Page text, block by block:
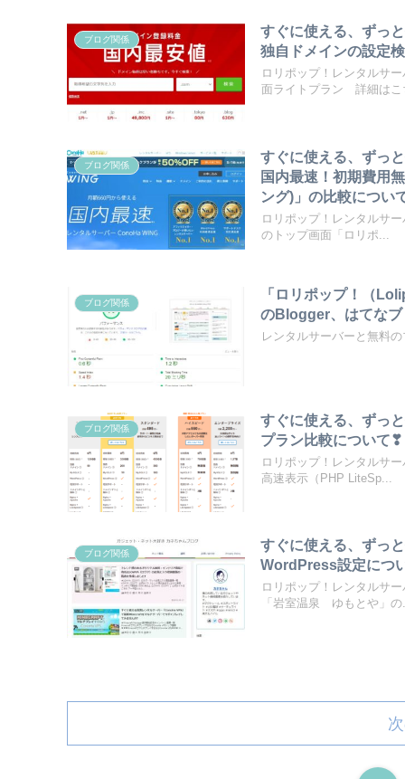
ブログ関係
すぐに使える、ずっ
独自ドメインの設定
ロリポップ！レンタルサ
面ライトプラン 詳細はこ
ブログ関係
すぐに使える、ずっ
国内最速！初期費用
ング)」の比較につい
ロリポップ！レンタルサ
のトップ画面「ロリポ...
ブログ関係
「ロリポップ！（
のBlogger、はてな
レンタルサーバーと無料
ブログ関係
すぐに使える、ずっ
プラン比較について❣
ロリポップ！レンタルサ
高速表示（PHP LiteSp...
ブログ関係
すぐに使える、ずっ
WordPress設定につ
ロリポップ！レンタルサ
「岩室温泉 ゆもとや」の